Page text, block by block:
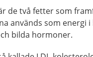
de två fetter som
används som energi
bilda hormoner.